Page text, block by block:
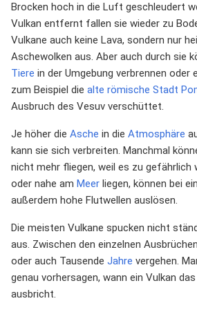
Brocken hoch in die Luft geschleudert
Vulkan entfernt fallen sie wieder zu
Vulkane auch keine Lava, sondern nur
Aschewolken aus. Aber auch durch sie
Tiere in der Umgebung verbrennen oder
zum Beispiel die alte römische Stadt
Ausbruch des Vesuv verschüttet.
Je höher die Asche in die Atmosphäre
kann sie sich verbreiten. Manchmal
nicht mehr fliegen, weil es zu gefährlich
oder nahe am Meer liegen, können bei
außerdem hohe Flutwellen auslösen.
Die meisten Vulkane spucken nicht
aus. Zwischen den einzelnen
oder auch Tausende Jahre vergehen.
genau vorhersagen, wann ein Vulkan
ausbricht.